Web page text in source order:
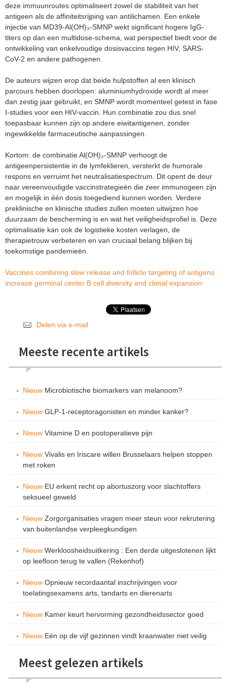
deze immuunroutes optimaliseert zowel de stabiliteit van het
antigeen als de affiniteitsrijping van antilichamen. Een enkele
injectie van MD39-Al(OH)₃-SMNP wekt significant hogere IgG-
titers op dan een multidose-schema, wat perspectief biedt voor de
ontwikkeling van enkelvoudige dosisvaccins tegen HIV, SARS-
CoV-2 en andere pathogenen.
De auteurs wijzen erop dat beide hulpstoffen al een klinisch
parcours hebben doorlopen: aluminiumhydroxide wordt al meer
dan zestig jaar gebruikt, en SMNP wordt momenteel getest in fase
I-studies voor een HIV-vaccin. Hun combinatie zou dus snel
toepasbaar kunnen zijn op andere eiwitantigenen, zonder
ingewikkelde farmaceutische aanpassingen.
Kortom: de combinatie Al(OH)₃-SMNP verhoogt de
antigeenpersistentie in de lymfeklieren, versterkt de humorale
respons en verruimt het neutralisatiespectrum. Dit opent de deur
naar vereenvoudigde vaccinstrategieën die zeer immunogeen zijn
en mogelijk in één dosis toegediend kunnen worden. Verdere
preklinische en klinische studies zullen moeten uitwijzen hoe
duurzaam de bescherming is en wat het veiligheidsprofiel is. Deze
optimalisatie kan ook de logistieke kosten verlagen, de
therapietrouw verbeteren en van cruciaal belang blijken bij
toekomstige pandemieën.
Vaccines combining slow release and follicle targeting of antigens
increase germinal center B cell diversity and clonal expansion
Delen via e-mail
Meeste recente artikels
Nieuw Microbiotische biomarkers van melanoom?
Nieuw GLP-1-receptoragonisten en minder kanker?
Nieuw Vitamine D en postoperatieve pijn
Nieuw Vivalis en Iriscare willen Brusselaars helpen stoppen
met roken
Nieuw EU erkent recht op abortuszorg voor slachtoffers
seksueel geweld
Nieuw Zorgorganisaties vragen meer steun voor rekrutering
van buitenlandse verpleegkundigen
Nieuw Werkloosheidsuitkering : Een derde uitgeslotenen lijkt
op leefloon terug te vallen (Rekenhof)
Nieuw Opnieuw recordaantal inschrijvingen voor
toelatingsexamens arts, tandarts en dierenarts
Nieuw Kamer keurt hervorming gezondheidssector goed
Nieuw Eén op de vijf gezinnen vindt kraanwater niet veilig
Meest gelezen artikels